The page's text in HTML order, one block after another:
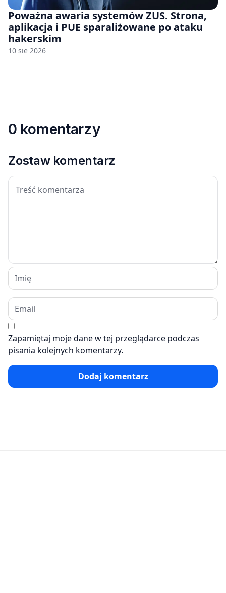
Poważna awaria systemów ZUS. Strona,
aplikacja i PUE sparaliżowane po ataku
hakerskim
10 sie 2026
0 komentarzy
Zostaw komentarz
Zapamiętaj moje dane w tej przeglądarce podczas
pisania kolejnych komentarzy.
Dodaj komentarz